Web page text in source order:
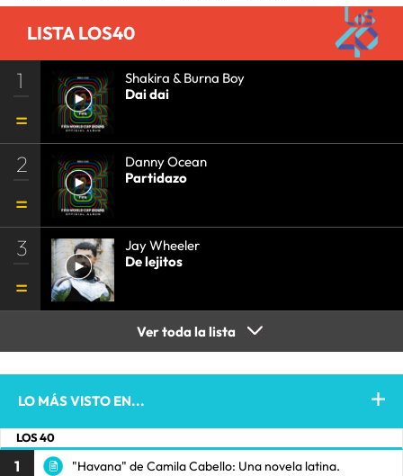
BISBAL• PAULINA RUBIO
GENTE•SOCIEDAD•MÚSICA•
LISTA LOS40
1
Shakira & Burna Boy
Dai dai
2
Danny Ocean
Partidazo
3
Jay Wheeler
De lejitos
Ver toda la lista
LO MÁS VISTO EN...
LOS 40
1 "Havana" de Camila Cabello: Una novela latina.